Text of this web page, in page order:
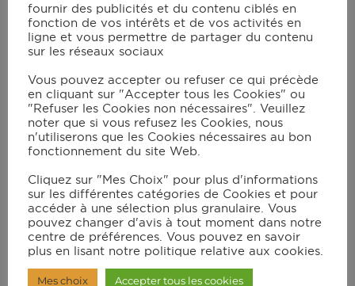
Ingrédients Cook Mode
magret de canard
1 tbspde miel
sel
Instructions
Faire quelques entailles de type
« quadrillage » sur la peau du magret.
Saler et poivrer.
fournir des publicités et du contenu ciblés en
fonction de vos intérêts et de vos activités en
ligne et vous permettre de partager du contenu
sur les réseaux sociaux
Vous pouvez accepter ou refuser ce qui précède
en cliquant sur "Accepter tous les Cookies" ou
"Refuser les Cookies non nécessaires". Veuillez
noter que si vous refusez les Cookies, nous
n'utiliserons que les Cookies nécessaires au bon
fonctionnement du site Web.
Cliquez sur "Mes Choix" pour plus d'informations
sur les différentes catégories de Cookies et pour
accéder à une sélection plus granulaire. Vous
pouvez changer d'avis à tout moment dans notre
centre de préférences. Vous pouvez en savoir
plus en lisant notre politique relative aux cookies.
Mes choix Accepter tous les cookies